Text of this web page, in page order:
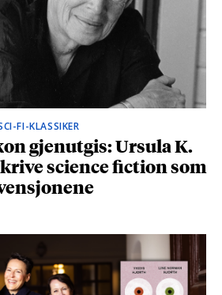
FI-KLASSIKER
gjenutgis: Ursula K.
science fiction som